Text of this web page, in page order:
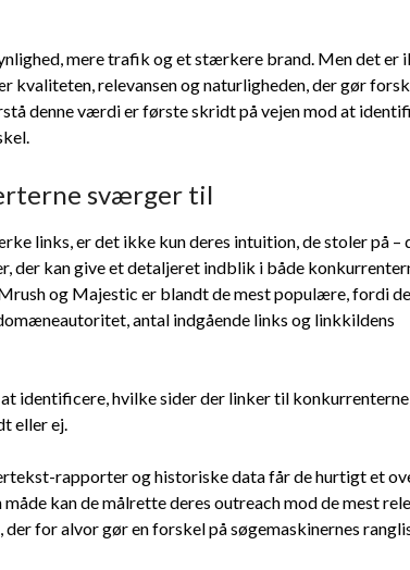
mere trafik og et stærkere brand. Men det er
relevansen og naturligheden, der gør
denne værdi er første skridt på vejen mod at
sværger til
links, er det ikke kun deres intuition, de stoler på –
der kan give et detaljeret indblik i både
og Majestic er blandt de mest populære, fordi de
antal indgående links og linkkildens
identificere, hvilke sider der linker til
eller ej.
rapporter og historiske data får de hurtigt et
kan de målrette deres outreach mod de mest
for alvor gør en forskel på søgemaskinernes